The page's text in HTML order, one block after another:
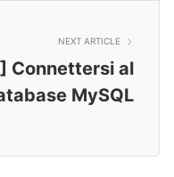
NEXT ARTICLE
Connettersi al
MySQL